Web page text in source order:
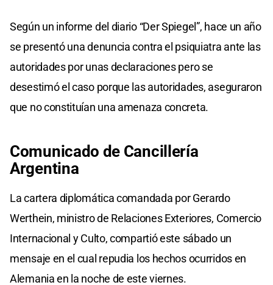
Según un informe del diario “Der Spiegel”, hace un año
se presentó una denuncia contra el psiquiatra ante las
autoridades por unas declaraciones pero se
desestimó el caso porque las autoridades, aseguraron
que no constituían una amenaza concreta.
Comunicado de Cancillería
Argentina
La cartera diplomática comandada por Gerardo
Werthein, ministro de Relaciones Exteriores, Comercio
Internacional y Culto, compartió este sábado un
mensaje en el cual repudia los hechos ocurridos en
Alemania en la noche de este viernes.